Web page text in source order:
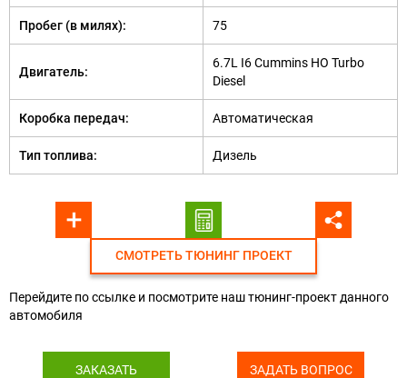
Пробег (в милях): 75
Двигатель:
6.7L I6 Cummins HO Turbo
Diesel
Коробка передач: Автоматическая
Тип топлива: Дизель
СМОТРЕТЬ ТЮНИНГ ПРОЕКТ
Перейдите по ссылке и посмотрите наш тюнинг-проект данного
автомобиля
ЗАКАЗАТЬ ЗАДАТЬ ВОПРОС